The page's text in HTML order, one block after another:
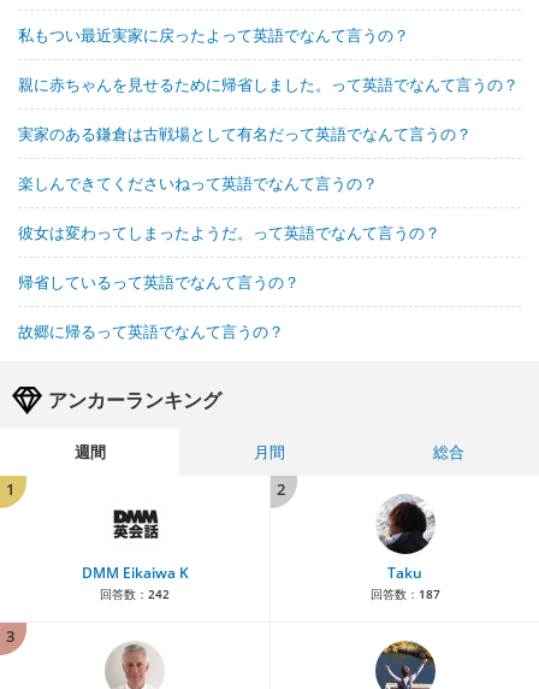
私もつい最近実家に戻ったよって英語でなんて言うの？
親に赤ちゃんを見せるために帰省しました。って英語でなんて言うの？
実家のある鎌倉は古戦場として有名だって英語でなんて言うの？
楽しんできてくださいねって英語でなんて言うの？
彼女は変わってしまったようだ。って英語でなんて言うの？
帰省しているって英語でなんて言うの？
故郷に帰るって英語でなんて言うの？
アンカーランキング
週間 月間
総合
1
DMM Eikaiwa K
回答数： 242
2
Taku
回答数： 187
3